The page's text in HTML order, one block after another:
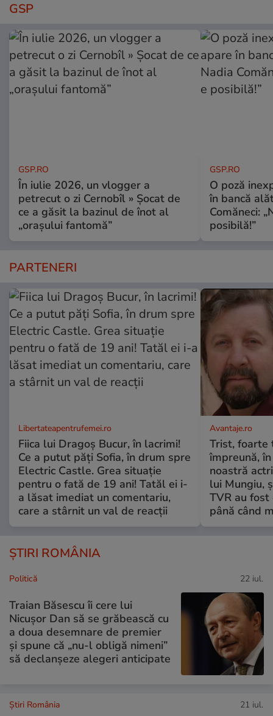
GSP
GSP.RO
În iulie 2026, un vlogger a
petrecut o zi Cernobîl » Șocat de
ce a găsit la bazinul de înot al
„orașului fantomă”
GSP.RO
O poză
în bancă
Comăneci:
posibilă!”
PARTENERI
Libertateapentrufemei.ro
Fiica lui Dragoș Bucur, în lacrimi!
Ce a putut păți Sofia, în drum spre
Electric Castle. Grea situație
pentru o fată de 19 ani! Tatăl ei i-
a lăsat imediat un comentariu,
care a stârnit un val de reacții
Avantaje.ro
Trist, foarte
împreună,
noastră
lui Mungiu,
TVR au
până când
ȘTIRI ROMÂNIA
Politică 22 iul.
Traian Băsescu îi cere lui
Nicușor Dan să se grăbească cu
a doua desemnare de premier
și spune că „nu-l obligă nimeni”
să declanșeze alegeri anticipate
Știri România 21 iul.